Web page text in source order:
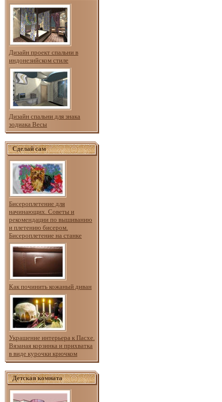
Дизайн проект спальни в
индонезийском стиле
Дизайн спальни для знака
зодиака Весы
Сделай сам
Бисероплетение для
начинающих. Советы и
рекомендации по вышиванию
и плетению бисером.
Бисероплетение на станке
Как починить кожаный диван
Украшение интерьера к Пасхе.
Вязаная корзинка и прихватка
в виде курочки крючком
Детская комната